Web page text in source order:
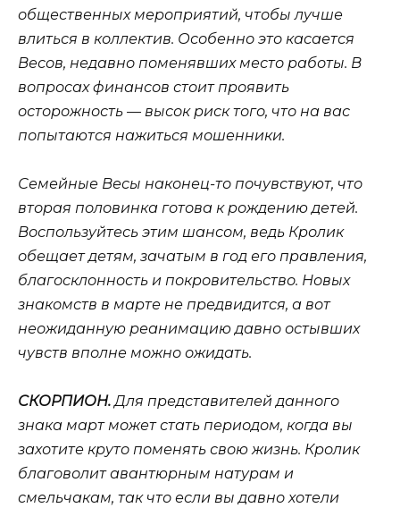
общественных мероприятий, чтобы лучше
влиться в коллектив. Особенно это касается
Весов, недавно поменявших место работы. В
вопросах финансов стоит проявить
осторожность — высок риск того, что на вас
попытаются нажиться мошенники.
Семейные Весы наконец-то почувствуют, что
вторая половинка готова к рождению детей.
Воспользуйтесь этим шансом, ведь Кролик
обещает детям, зачатым в год его правления,
благосклонность и покровительство. Новых
знакомств в марте не предвидится, а вот
неожиданную реанимацию давно остывших
чувств вполне можно ожидать.
СКОРПИОН.Для представителей данного
знака март может стать периодом, когда вы
захотите круто поменять свою жизнь. Кролик
благоволит авантюрным натурам и
смельчакам, так что если вы давно хотели